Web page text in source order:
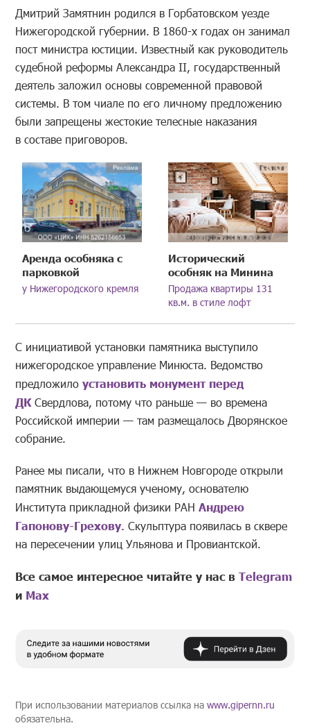
Дмитрий Замятнин родился в Горбатовском уезде
Нижегородской губернии. В 1860-х годах он занимал
пост министра юстиции. Известный как руководитель
судебной реформы Александра II, государственный
деятель заложил основы современной правовой
системы. В том чиале по его личному предложению
были запрещены жестокие телесные наказания
в составе приговоров.
Аренда особняка с
парковкой
у Нижегородского кремля
Исторический
особняк на Минина
Продажа квартиры 131
кв.м. в стиле лофт
С инициативой установки памятника выступило
нижегородское управление Минюста. Ведомство
предложилоустановить монумент перед
ДК Свердлова, потому что раньше — во времена
Российской империи — там размещалось Дворянское
собрание.
Ранее мы писали, что в Нижнем Новгороде открыли
памятник выдающемуся ученому, основателю
Института прикладной физики РАНАндрею
Гапонову-Грехову. Скульптура появилась в сквере
на пересечении улиц Ульянова и Провиантской.
Все самое интересное читайте у нас вTelegram
и Mах
При использовании материалов ссылка наwww.gipernn.ru
обязательна.